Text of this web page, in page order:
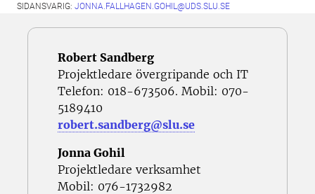
SIDANSVARIG: JONNA.FALLHAGEN.GOHIL@UDS.SLU.SE
Robert Sandberg
Projektledare övergripande och IT
Telefon: 018-673506. Mobil: 070-
5189410
robert.sandberg@slu.se
Jonna Gohil
Projektledare verksamhet
Mobil: 076-1732982